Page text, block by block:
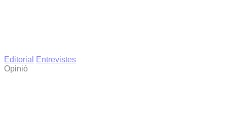
Editorial
Entrevistes
Opinió